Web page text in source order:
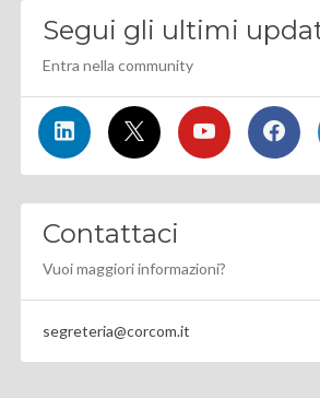
Segui gli ultimi
Entra nella community
Contattaci
Vuoi maggiori informazioni?
segreteria@corcom.it